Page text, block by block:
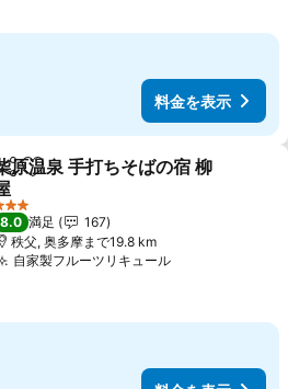
料金を表示
ェアお気に入りに追加
原温泉 手打ちそばの宿 柳
金を表示
ホテルのランク
8.0 満足
167
秩父, 奥多摩まで19.8 km
自家製フルーツリキュール料金を表示